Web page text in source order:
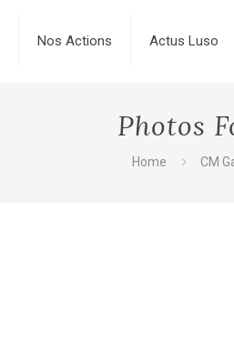
Nos Actions Actus Luso
Photos
Home CM